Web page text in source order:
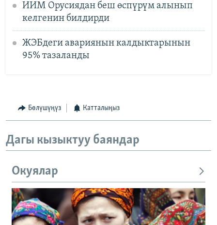
ИИМ Орусиядан беш өспүрүм алынып
келгенин билдирди
ЖЭБдеги авариянын калдыктарынын
95% тазаланды
Бөлүшүңүз Катталыңыз
Дагы кызыктуу баяндар
Окуялар